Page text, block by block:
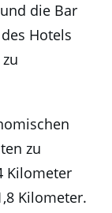
die Bar
Hotels
zu
Kilometer
Kilometer.